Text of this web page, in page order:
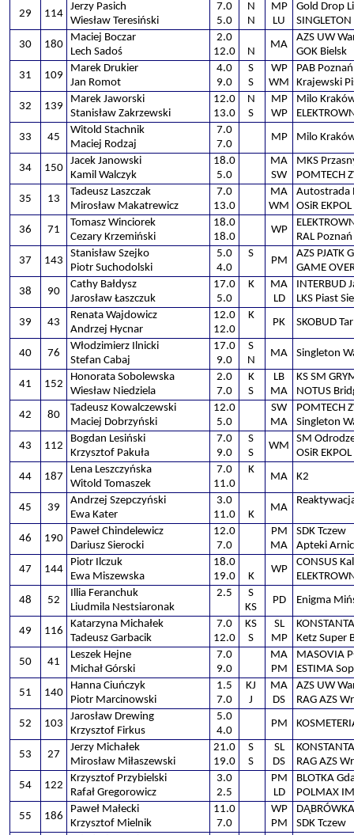
29
114
Jerzy Pasich
Wiesław Teresiński
7.0
5.0
N
N
MP
LU
Gold Drop
30
180
Maciej Boczar
Lech Sadoś
2.0
12.0
N
MA
AZS UW
GOK Bielsk
31
109
Marek Drukier
Jan Romot
4.0
9.0
S
S
WP
WM
PAB Poznań
Krajewski
32
139
Marek Jaworski
Stanisław Zakrzewski
12.0
13.0
N
S
MP
WP
Milo
33
45
Witold Stachnik
Maciej Rodzaj
7.0
7.0
MP Milo
34 150
Jacek Janowski
Kamil Walczyk
18.0
5.0
MA
SW
MKS
POMTECH
35
13
Tadeusz Laszczak
Mirosław Makatrewicz
7.0
13.0
MA
WM
Autostrada
OSiR
36
71
Tomasz Winciorek
Cezary Krzemiński
18.0
18.0
WP
RAL Poznań
37
143
Stanisław Szejko
Piotr Suchodolski
5.0
4.0
S
PM
AZS PJATK
GAME
38
90
Cathy Bałdysz
Jarosław Łaszczuk
17.0
5.0
K
MA
LD
INTERBUD
LKS Piast
39
43
Renata Wajdowicz
Andrzej Hycnar
12.0
12.0
K
PK SKOBUD
40 76
Włodzimierz Ilnicki
Stefan Cabaj
17.0
9.0
S
N
MA Singleton
41 152
Honorata Sobolewska
Wiesław Niedziela
2.0
7.0
K
S
LB
MA
KS SM
NOTUS
42
80
Tadeusz Kowalczewski
Maciej Dobrzyński
12.0
5.0
SW
MA
POMTECH
Singleton
43
112
Bogdan Lesiński
Krzysztof Pakuła
7.0
9.0
S
S
WM
SM
OSiR
44
187
Lena Leszczyńska
Witold Tomaszek
7.0
11.0
K
MA K2
45 39
Andrzej Szepczyński
Ewa Kater
3.0
11.0
K
MA
46 190
Paweł Chindelewicz
Dariusz Sierocki
12.0
7.0
PM
MA
SDK Tczew
Apteki
47
144
Piotr Ilczuk
Ewa Miszewska
18.0
19.0
K
WP
CONSUS
48
52
Illia Feranchuk
Liudmila Nestsiaronak
2.5
S
KS
PD Enigma
49 116
Katarzyna Michałek
Tadeusz Garbacik
7.0
12.0
KS
S
SL
MP
Ketz Super
50
41
Leszek Hejne
Michał Górski
7.0
9.0
MA
PM
MASOVIA
ESTIMA
51
140
Hanna Ciuńczyk
Piotr Marcinowski
1.5
7.0
KJ
J
MA
DS
AZS UW
RAG AZS
52
103
Jarosław Drewing
Krzysztof Firkus
5.0
4.0
PM
53 27
Jerzy Michałek
Mirosław Miłaszewski
21.0
19.0
S
S
SL
DS
RAG AZS
54
122
Krzysztof Przybielski
Rafał Gregorowicz
3.0
2.5
PM
LD
BLOTKA
POLMAX
55
186
Paweł Małecki
Krzysztof Mielnik
11.0
7.0
WP
PM
SDK Tczew